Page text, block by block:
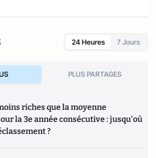
24 Heures 7 Jours
PLUS PARTAGES
riches que la moyenne
la 3e année consécutive : jusqu'où
?